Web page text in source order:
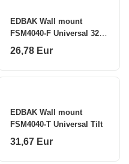
EDBAK Wall mount
FSM4040-F Universal 32-
75 "
26,78 Eur
EDBAK Wall mount
FSM4040-T Universal Tilt
31,67 Eur